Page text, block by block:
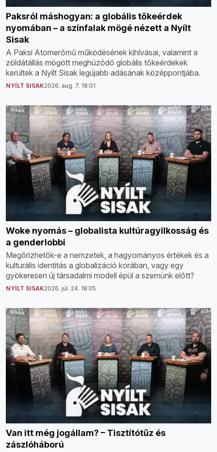
Paksról máshogyan: a globális tőkeérdek
nyomában – a színfalak mögé nézett a Nyílt
Sisak
A Paksi Atomerőmű működésének kihívásai, valamint a
zöldátállás mögött meghúzódó globális tőkeérdekek
kerültek a Nyílt Sisak legújabb adásának középpontjába.
NYÍLT SISAK2026. aug. 7. 18:01
Woke nyomás – globalista kultúragyilkosság és
a genderlobbi
Megőrizhetők-e a nemzetek, a hagyományos értékek és a
kulturális identitás a globalizáció korában, vagy egy
gyökeresen új társadalmi modell épül a szemünk előtt?
NYÍLT SISAK2026. júl. 24. 18:05
Van itt még jogállam? – Tisztítótűz és
zászlóháború